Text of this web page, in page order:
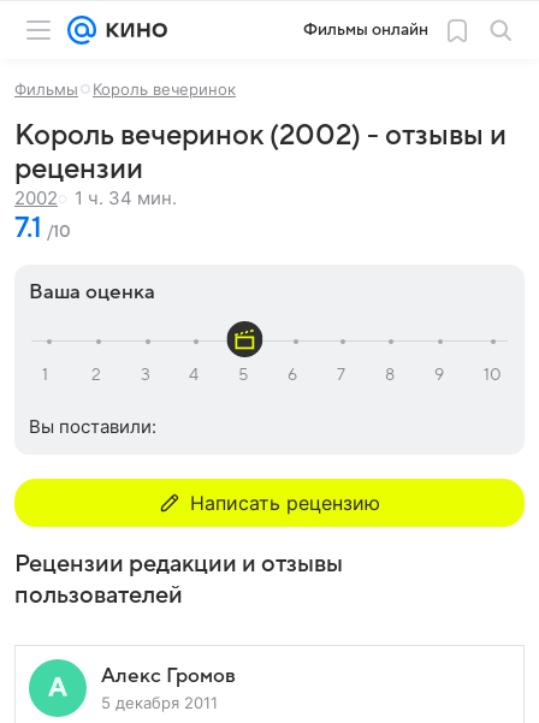
Фильмы онлайн
Фильмы Король вечеринок
Король вечеринок (2002) - отзывы и
рецензии
2002 1 ч. 34 мин.
7.1 /10
Ваша оценка
Вы поставили:
Написать рецензию
Рецензии редакции и отзывы
пользователей
Алекс Громов
5 декабря 2011